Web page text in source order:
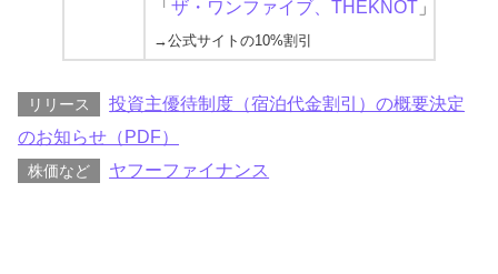
「 ザ・ワンファイブ、THEKNOT 」等
→公式サイトの10%割引
リリース
投資主優待制度（宿泊代金割引）の概要決定
のお知らせ（PDF）
株価など ヤフーファイナンス